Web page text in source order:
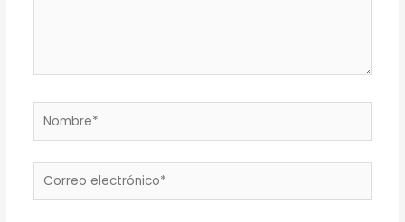
Nombre*
Correo